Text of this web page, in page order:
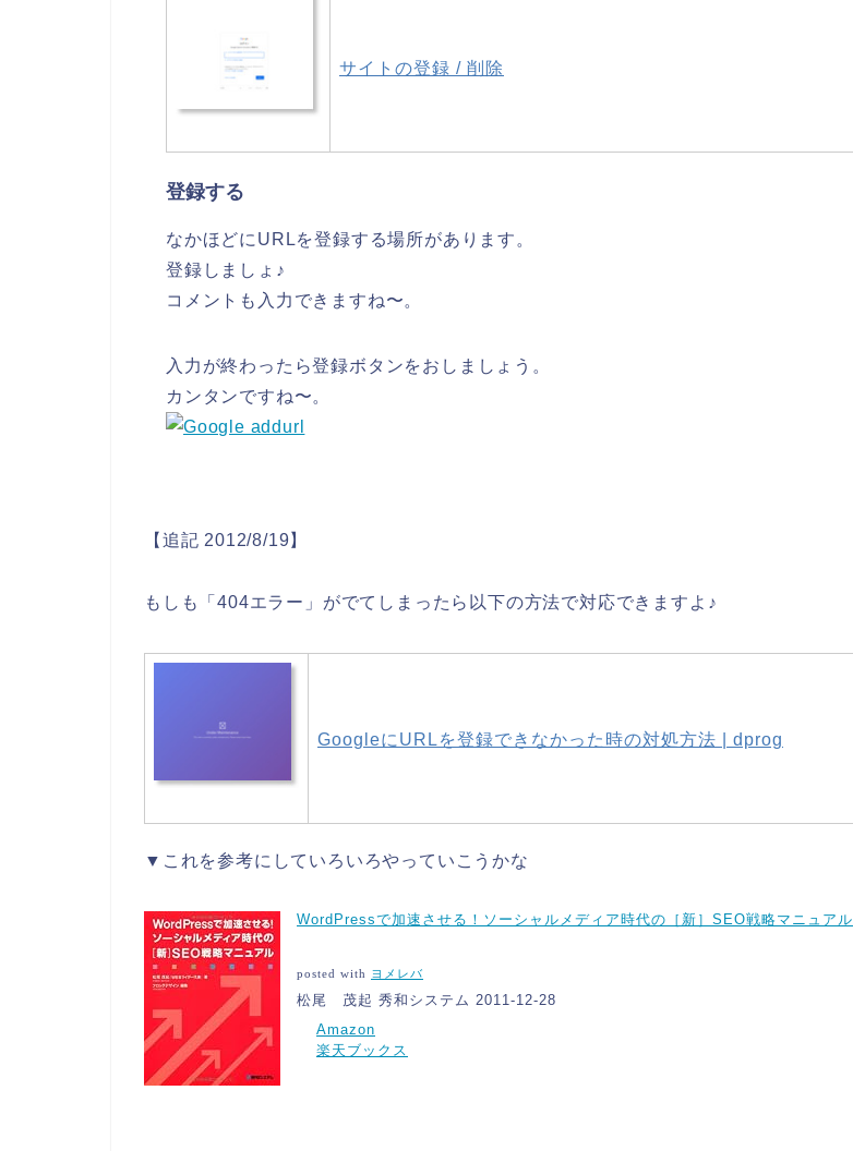
サイトの登録 / 削除
登録する
なかほどにURLを登録する場所があります。
登録しましょ♪
コメントも入力できますね〜。
入力が終わったら登録ボタンをおしましょう。
カンタンですね〜。
【追記 2012/8/19】
もしも「404エラー」がでてしまったら以下の方法で対応できますよ♪
GoogleにURLを登録できなかった時の対処方法 | dprog
▼これを参考にしていろいろやっていこうかな
WordPressで加速させる！ソーシャルメディア時代の［新］SEO戦略マニュアル
posted with ヨメレバ
松尾 茂起 秀和システム 2011-12-28
Amazon
楽天ブックス